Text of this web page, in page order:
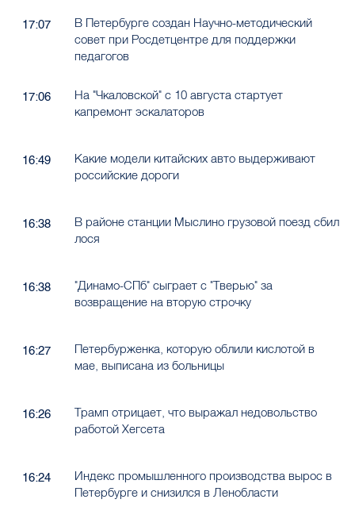
17:07
В Петербурге создан Научно-методический
совет при Росдетцентре для поддержки
педагогов
17:06
На "Чкаловской" с 10 августа стартует
капремонт эскалаторов
16:49
Какие модели китайских авто выдерживают
российские дороги
16:38
В районе станции Мыслино грузовой поезд сбил
лося
16:38
"Динамо-СПб" сыграет с "Тверью" за
возвращение на вторую строчку
16:27
Петербурженка, которую облили кислотой в
мае, выписана из больницы
16:26
Трамп отрицает, что выражал недовольство
работой Хегсета
16:24
Индекс промышленного производства вырос в
Петербурге и снизился в Ленобласти